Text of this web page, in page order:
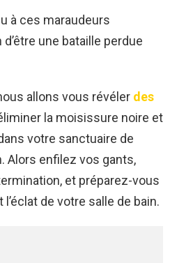
à ces maraudeurs
une bataille perdue
allons vous révéler des
la moisissure noire et
votre sanctuaire de
Alors enfilez vos gants,
et préparez-vous
de votre salle de bain.